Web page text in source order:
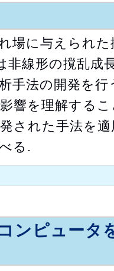
場に与えられ
非線形の撹乱成
手法の開発を
響を理解する
された手法を
る.
ンピュータ